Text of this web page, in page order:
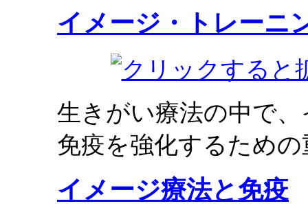
イメージ・トレーニ
生きがい療法の中で
免疫を強化するため
イメージ療法と免疫